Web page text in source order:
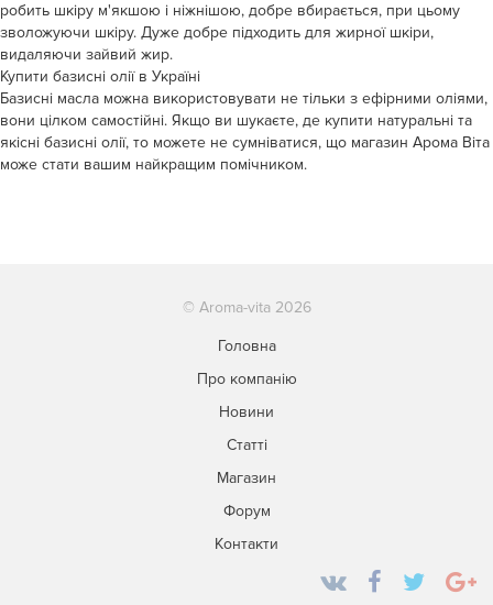
робить шкіру м'якшою і ніжнішою, добре вбирається, при цьому
зволожуючи шкіру. Дуже добре підходить для жирної шкіри,
видаляючи зайвий жир.
Купити базисні олії в Україні
Базисні масла можна використовувати не тільки з ефірними оліями,
вони цілком самостійні. Якщо ви шукаєте, де купити натуральні та
якісні базисні олії, то можете не сумніватися, що магазин Арома Віта
може стати вашим найкращим помічником.
© Aroma-vita 2026
Головна
Про компанію
Новини
Статті
Магазин
Форум
Контакти